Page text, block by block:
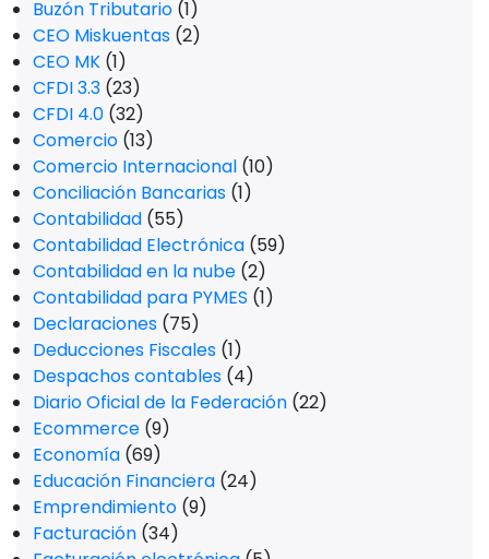
Buzón Tributario (1)
CEO Miskuentas (2)
CEO MK (1)
CFDI 3.3 (23)
CFDI 4.0 (32)
Comercio (13)
Comercio Internacional (10)
Conciliación Bancarias (1)
Contabilidad (55)
Contabilidad Electrónica (59)
Contabilidad en la nube (2)
Contabilidad para PYMES (1)
Declaraciones (75)
Deducciones Fiscales (1)
Despachos contables (4)
Diario Oficial de la Federación (22)
Ecommerce (9)
Economía (69)
Educación Financiera (24)
Emprendimiento (9)
Facturación (34)